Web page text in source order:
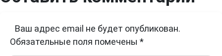
Ваш адрес email не будет опубликован.
Обязательные поля помечены *